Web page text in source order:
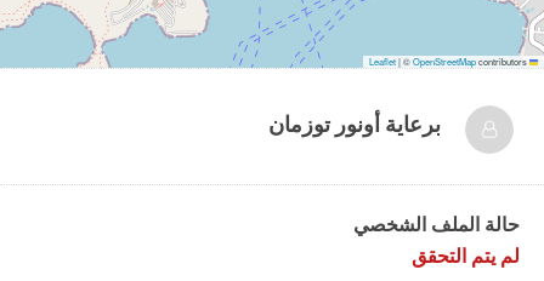
Leaflet
|©OpenStreetMapcontributors
برعاية أونور توزمان
حالة الملف الشخصي
لم يتم التحقق